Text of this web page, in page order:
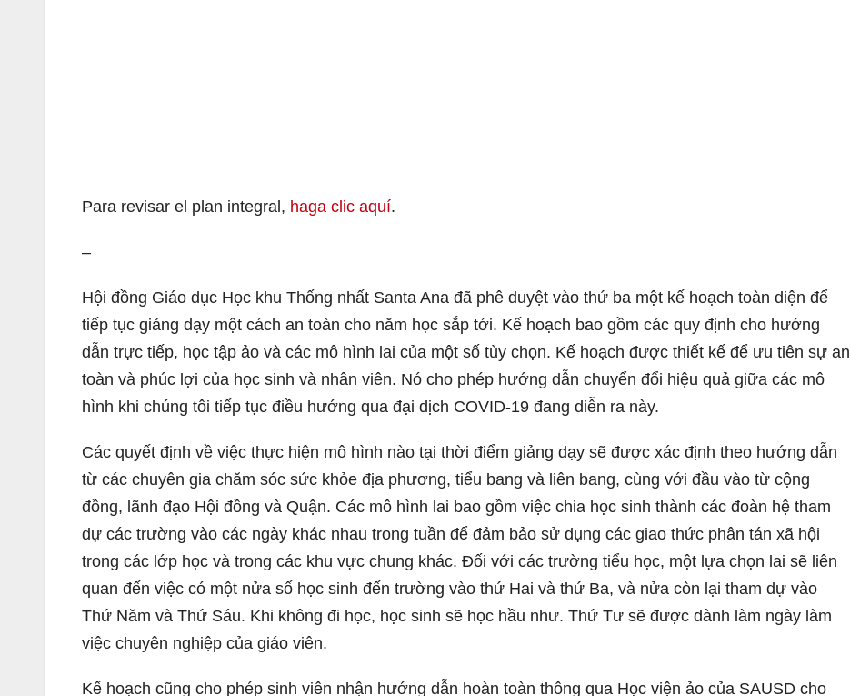
Para revisar el plan integral, haga clic aquí.
–
Hội đồng Giáo dục Học khu Thống nhất Santa Ana đã phê duyệt vào thứ ba một kế hoạch toàn diện để
tiếp tục giảng dạy một cách an toàn cho năm học sắp tới. Kế hoạch bao gồm các quy định cho hướng
dẫn trực tiếp, học tập ảo và các mô hình lai của một số tùy chọn. Kế hoạch được thiết kế để ưu tiên sự an
toàn và phúc lợi của học sinh và nhân viên. Nó cho phép hướng dẫn chuyển đổi hiệu quả giữa các mô
hình khi chúng tôi tiếp tục điều hướng qua đại dịch COVID-19 đang diễn ra này.
Các quyết định về việc thực hiện mô hình nào tại thời điểm giảng dạy sẽ được xác định theo hướng dẫn
từ các chuyên gia chăm sóc sức khỏe địa phương, tiểu bang và liên bang, cùng với đầu vào từ cộng
đồng, lãnh đạo Hội đồng và Quận. Các mô hình lai bao gồm việc chia học sinh thành các đoàn hệ tham
dự các trường vào các ngày khác nhau trong tuần để đảm bảo sử dụng các giao thức phân tán xã hội
trong các lớp học và trong các khu vực chung khác. Đối với các trường tiểu học, một lựa chọn lai sẽ liên
quan đến việc có một nửa số học sinh đến trường vào thứ Hai và thứ Ba, và nửa còn lại tham dự vào
Thứ Năm và Thứ Sáu. Khi không đi học, học sinh sẽ học hầu như. Thứ Tư sẽ được dành làm ngày làm
việc chuyên nghiệp của giáo viên.
Kế hoạch cũng cho phép sinh viên nhận hướng dẫn hoàn toàn thông qua Học viện ảo của SAUSD cho